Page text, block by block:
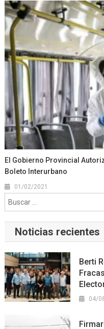
El Gobierno Provincial
Boleto Interurbano
01/02/2021
Noticias recientes
Berti
04/